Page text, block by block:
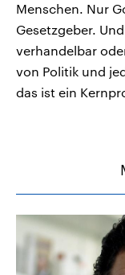
Menschen. Nur
Gesetzgeber.
verhandelbar
von Politik und
das ist ein